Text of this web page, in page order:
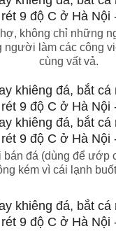
không chỉ những
người làm các công
cùng vất vả.
đá (dùng để ướp
kém vì cái lạnh